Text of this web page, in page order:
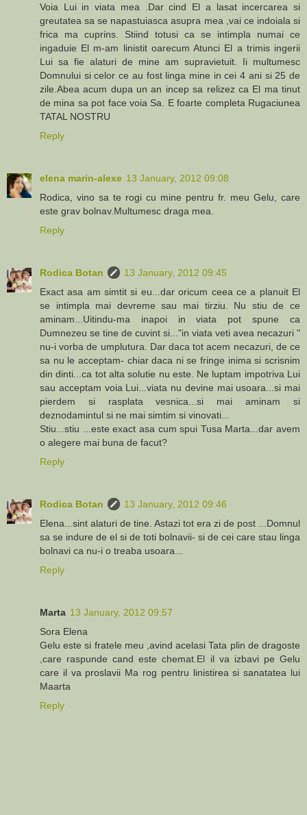
Voia Lui in viata mea .Dar cind El a lasat incercarea si
greutatea sa se napastuiasca asupra mea ,vai ce indoiala si
frica ma cuprins. Stiind totusi ca se intimpla numai ce
ingaduie El m-am linistit oarecum Atunci El a trimis ingerii
Lui sa fie alaturi de mine am supravietuit. Ii multumesc
Domnului si celor ce au fost linga mine in cei 4 ani si 25 de
zile.Abea acum dupa un an incep sa relizez ca El ma tinut
de mina sa pot face voia Sa. E foarte completa Rugaciunea
TATAL NOSTRU
Reply
elena marin-alexe 13 January, 2012 09:08
Rodica, vino sa te rogi cu mine pentru fr. meu Gelu, care
este grav bolnav.Multumesc draga mea.
Reply
Rodica Botan
13 January, 2012 09:45
Exact asa am simtit si eu...dar oricum ceea ce a planuit El
se intimpla mai devreme sau mai tirziu. Nu stiu de ce
aminam...Uitindu-ma inapoi in viata pot spune ca
Dumnezeu se tine de cuvint si..."in viata veti avea necazuri "
nu-i vorba de umplutura. Dar daca tot acem necazuri, de ce
sa nu le acceptam- chiar daca ni se fringe inima si scrisnim
din dinti...ca tot alta solutie nu este. Ne luptam impotriva Lui
sau acceptam voia Lui...viata nu devine mai usoara...si mai
pierdem si rasplata vesnica...si mai aminam si
deznodamintul si ne mai simtim si vinovati...
Stiu...stiu ...este exact asa cum spui Tusa Marta...dar avem
o alegere mai buna de facut?
Reply
Rodica Botan
13 January, 2012 09:46
Elena...sint alaturi de tine. Astazi tot era zi de post ...Domnul
sa se indure de el si de toti bolnavii- si de cei care stau linga
bolnavi ca nu-i o treaba usoara...
Reply
Marta 13 January, 2012 09:57
Sora Elena
Gelu este si fratele meu ,avind acelasi Tata plin de dragoste
,care raspunde cand este chemat.El il va izbavi pe Gelu
care il va proslavii Ma rog pentru linistirea si sanatatea lui
Maarta
Reply